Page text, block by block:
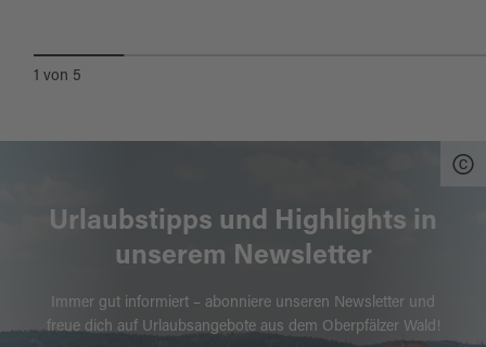
1 von 5
Urlaubstipps und Highlights in
unserem Newsletter
Immer gut informiert – abonniere unseren Newsletter und
freue dich auf Urlaubsangebote aus dem Oberpfälzer Wald!